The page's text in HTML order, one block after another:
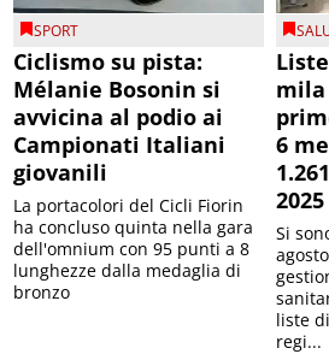
SPORT
Ciclismo su pista:
Mélanie Bosonin si
avvicina al podio ai
Campionati Italiani
giovanili
La portacolori del Cicli Fiorin
ha concluso quinta nella gara
dell'omnium con 95 punti a 8
lunghezze dalla medaglia di
bronzo
mila
6
2025
Si
liste
regi...